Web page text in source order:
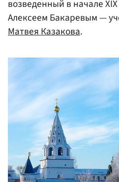
возведенный в начале
Алексеем Бакаревым —
Матвея Казакова.